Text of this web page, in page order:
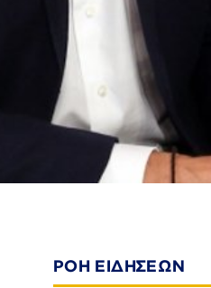
ΡΟΗ ΕΙΔΗΣΕΩΝ